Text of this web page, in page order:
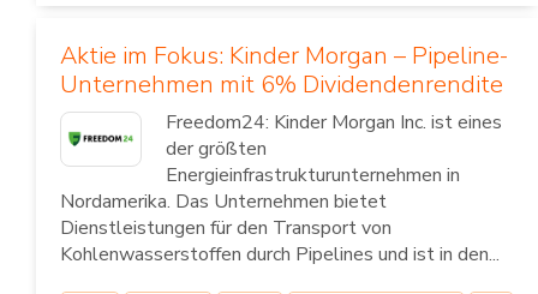
Aktie im Fokus: Kinder Morgan – Pipeline-
Unternehmen mit 6% Dividendenrendite
Freedom24: Kinder Morgan Inc. ist eines
der größten
Energieinfrastrukturunternehmen in
Nordamerika. Das Unternehmen bietet
Dienstleistungen für den Transport von
Kohlenwasserstoffen durch Pipelines und ist in den...